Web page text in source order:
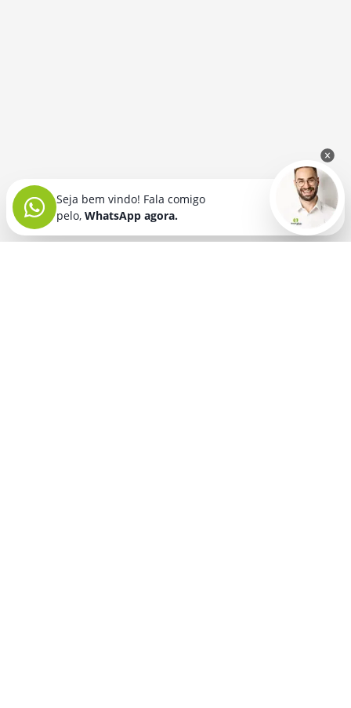
Seja bem vindo! Fala comigo
pelo, WhatsApp agora.